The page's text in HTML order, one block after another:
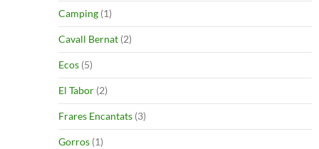
Camping (1)
Cavall Bernat (2)
Ecos (5)
El Tabor (2)
Frares Encantats (3)
Gorros (1)